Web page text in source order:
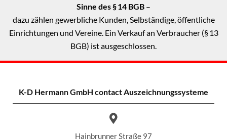
Sinne des § 14 BGB –
dazu zählen gewerbliche Kunden, Selbständige, öffentliche
Einrichtungen und Vereine. Ein Verkauf an Verbraucher (§ 13
BGB) ist ausgeschlossen.
K-D Hermann GmbH contact Auszeichnungssysteme
Hainbrunner Straße 97